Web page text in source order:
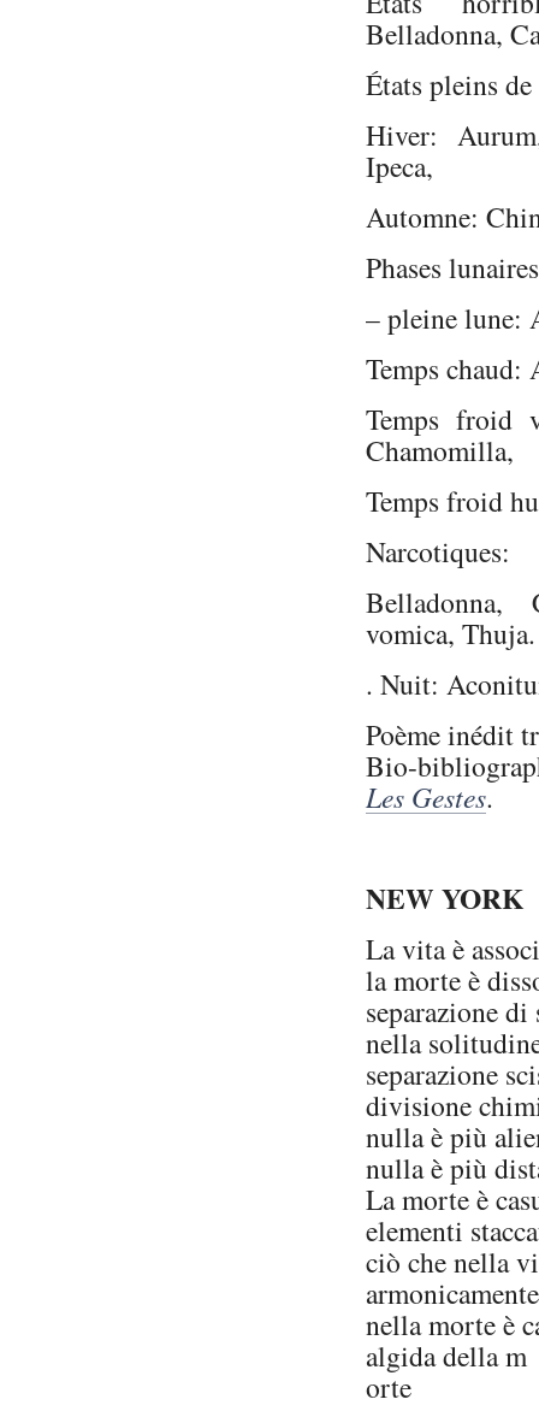
Belladonna,
États pleins
Hiver:
Ipeca,
Automne:
Phases lunaires
– pleine lune:
Temps chaud:
Temps froid
Chamomilla,
Temps froid
Narcotiques:
Belladonna,
vomica, Thuja.
. Nuit:
Poème inédit
Bio-
Les Gestes.
NEW YORK
La vita è
la morte è
separazione
nella
separazione
divisione
nulla è più
nulla è più
La morte è
elementi
ciò che nella
nella morte è
algida della m
orte